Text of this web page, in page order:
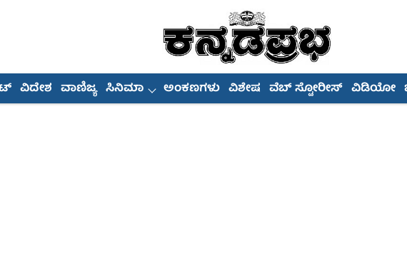
ವಿದೇಶ ವಾಣಿಜ್ಯ ಸಿನಿಮಾ ಅಂಕಣಗಳು ವಿಶೇಷ ವೆಬ್ ಸ್ಟೋರೀಸ್ ವಿಡಿಯೋ